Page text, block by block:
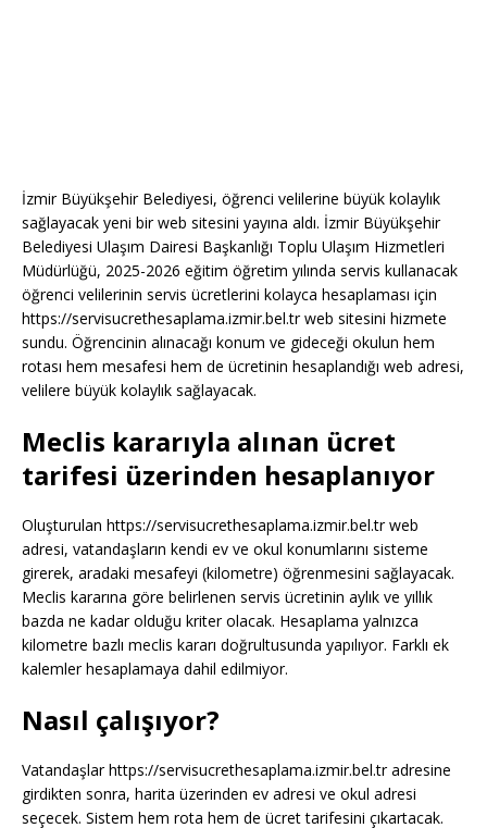
İzmir Büyükşehir Belediyesi, öğrenci velilerine büyük kolaylık
sağlayacak yeni bir web sitesini yayına aldı. İzmir Büyükşehir
Belediyesi Ulaşım Dairesi Başkanlığı Toplu Ulaşım Hizmetleri
Müdürlüğü, 2025-2026 eğitim öğretim yılında servis kullanacak
öğrenci velilerinin servis ücretlerini kolayca hesaplaması için
https://servisucrethesaplama.izmir.bel.tr web sitesini hizmete
sundu. Öğrencinin alınacağı konum ve gideceği okulun hem
rotası hem mesafesi hem de ücretinin hesaplandığı web adresi,
velilere büyük kolaylık sağlayacak.
Meclis kararıyla alınan ücret
tarifesi üzerinden hesaplanıyor
Oluşturulan https://servisucrethesaplama.izmir.bel.tr web
adresi, vatandaşların kendi ev ve okul konumlarını sisteme
girerek, aradaki mesafeyi (kilometre) öğrenmesini sağlayacak.
Meclis kararına göre belirlenen servis ücretinin aylık ve yıllık
bazda ne kadar olduğu kriter olacak. Hesaplama yalnızca
kilometre bazlı meclis kararı doğrultusunda yapılıyor. Farklı ek
kalemler hesaplamaya dahil edilmiyor.
Nasıl çalışıyor?
Vatandaşlar https://servisucrethesaplama.izmir.bel.tr adresine
girdikten sonra, harita üzerinden ev adresi ve okul adresi
seçecek. Sistem hem rota hem de ücret tarifesini çıkartacak.